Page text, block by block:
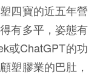
四寶的近五年營
有多平，姿態有
或ChatGPT的功
塑膠業的巴肚，